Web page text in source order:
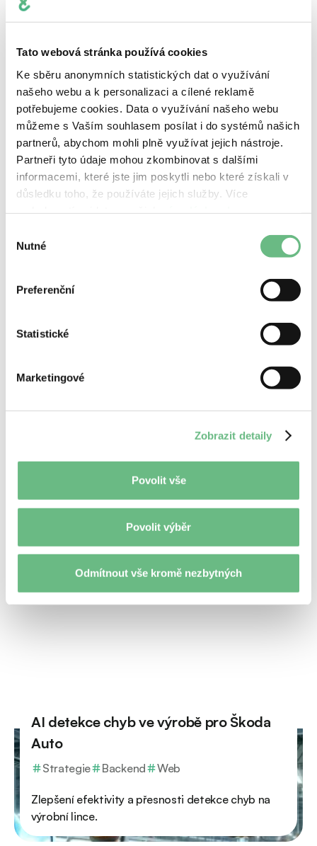
Tato webová stránka používá cookies
Ke sběru anonymních statistických dat o využívání
našeho webu a k personalizaci a cílené reklamě
potřebujeme cookies. Data o využívání našeho webu
můžeme s Vaším souhlasem posílat i do systémů našich
partnerů, abychom mohli plně využívat jejich nástroje.
Partneři tyto údaje mohou zkombinovat s dalšími
informacemi, které jste jim poskytli nebo které získali v
důsledku toho, že používáte jejich služby. Více
souhlasu
Nutné
Preferenční
Statistické
Marketingové
Zobrazit detaily
Povolit vše
Povolit výběr
Odmítnout vše kromě nezbytných
škálu uživatelů.
Backend
Digitální konfigurátor automobilů pro digitální
AI detekce chyb ve výrobě pro Škoda
Auto
Strategie Backend Web
Zlepšení efektivity a přesnosti detekce chyb na
výrobní lince.